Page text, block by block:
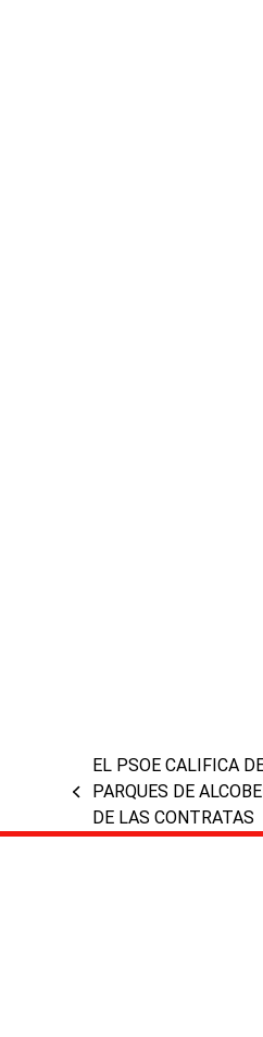
previous
post:
EL PSOE CALIFICA
PARQUES DE
DE LAS CONTRATAS